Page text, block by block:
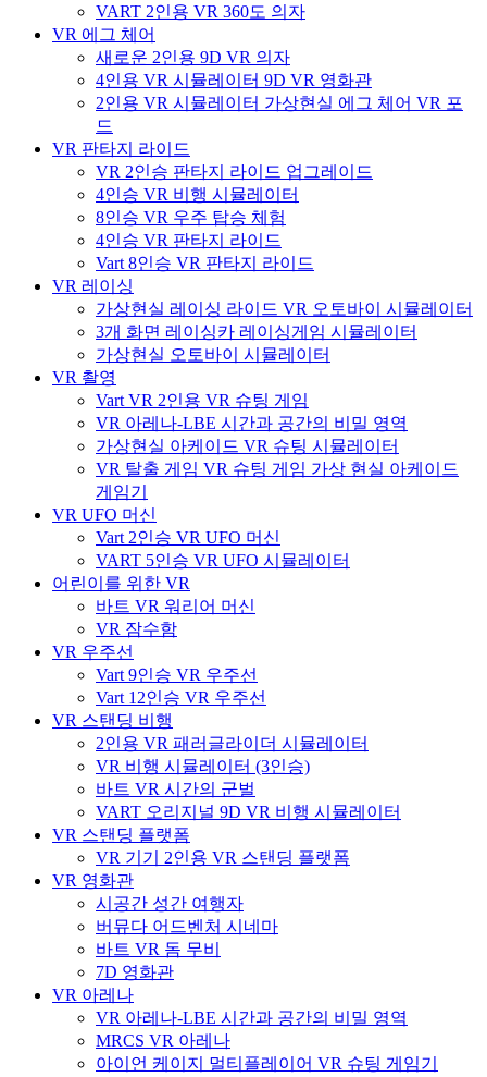
VART 2인용 VR 360도 의자
VR 에그 체어
새로운 2인용 9D VR 의자
4인용 VR 시뮬레이터 9D VR 영화관
2인용 VR 시뮬레이터 가상현실 에그 체어 VR 포
드
VR 판타지 라이드
VR 2인승 판타지 라이드 업그레이드
4인승 VR 비행 시뮬레이터
8인승 VR 우주 탑승 체험
4인승 VR 판타지 라이드
Vart 8인승 VR 판타지 라이드
VR 레이싱
가상현실 레이싱 라이드 VR 오토바이 시뮬레이터
3개 화면 레이싱카 레이싱게임 시뮬레이터
가상현실 오토바이 시뮬레이터
VR 촬영
Vart VR 2인용 VR 슈팅 게임
VR 아레나-LBE 시간과 공간의 비밀 영역
가상현실 아케이드 VR 슈팅 시뮬레이터
VR 탈출 게임 VR 슈팅 게임 가상 현실 아케이드
게임기
VR UFO 머신
Vart 2인승 VR UFO 머신
VART 5인승 VR UFO 시뮬레이터
어린이를 위한 VR
바트 VR 워리어 머신
VR 잠수함
VR 우주선
Vart 9인승 VR 우주선
Vart 12인승 VR 우주선
VR 스탠딩 비행
2인용 VR 패러글라이더 시뮬레이터
VR 비행 시뮬레이터 (3인승)
바트 VR 시간의 군벌
VART 오리지널 9D VR 비행 시뮬레이터
VR 스탠딩 플랫폼
VR 기기 2인용 VR 스탠딩 플랫폼
VR 영화관
시공간 성간 여행자
버뮤다 어드벤처 시네마
바트 VR 돔 무비
7D 영화관
VR 아레나
VR 아레나-LBE 시간과 공간의 비밀 영역
MRCS VR 아레나
아이언 케이지 멀티플레이어 VR 슈팅 게임기